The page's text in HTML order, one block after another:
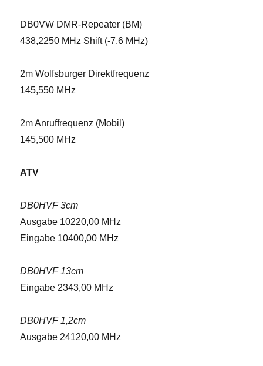
DB0VW DMR-Repeater (BM)
438,2250 MHz Shift (-7,6 MHz)
2m Wolfsburger Direktfrequenz
145,550 MHz
2m Anruffrequenz (Mobil)
145,500 MHz
ATV
DB0HVF 3cm
Ausgabe 10220,00 MHz
Eingabe 10400,00 MHz
DB0HVF 13cm
Eingabe 2343,00 MHz
DB0HVF 1,2cm
Ausgabe 24120,00 MHz